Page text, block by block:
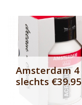
Banner row 2
Amsterdam 4 x 500ml primair set nu
slechts €39.95